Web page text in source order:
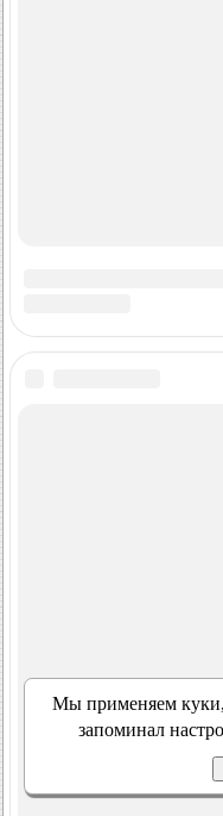
Мы применяем куки,
запоминал